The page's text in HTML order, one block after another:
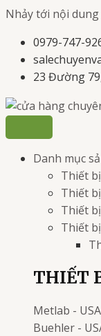
Nhảy tới nội dung
0979-747-
23 Đường
Danh mục
Thiết
Thiết
Thiết
Thiết
THIẾT
Metlab - USA
Buehler -